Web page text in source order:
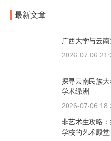
最新文章
广西大学与云
2026-07-06
探寻云南民族
学术绿洲
2026-07-06
非艺术生攻略
学校的艺术殿堂